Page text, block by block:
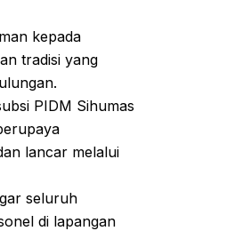
kepada
tradisi yang
PIDM Sihumas
lancar melalui
seluruh
di lapangan